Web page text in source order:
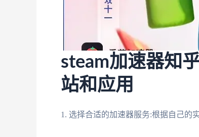
steam加速器知
站和应用
1. 选择合适的加速器服务:根据自己的